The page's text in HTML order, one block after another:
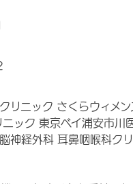
リニック さくらウィメン
ニック 東京ベイ浦安市川
神経外科 耳鼻咽喉科クリ